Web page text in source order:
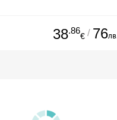
38.86
€ / 76лв.